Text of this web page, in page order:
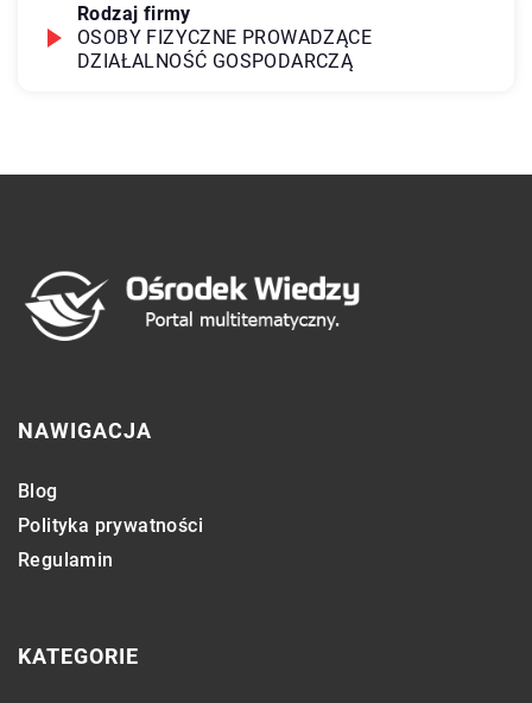
Rodzaj firmy
OSOBY FIZYCZNE PROWADZĄCE
DZIAŁALNOŚĆ GOSPODARCZĄ
NAWIGACJA
Blog
Polityka prywatności
Regulamin
KATEGORIE